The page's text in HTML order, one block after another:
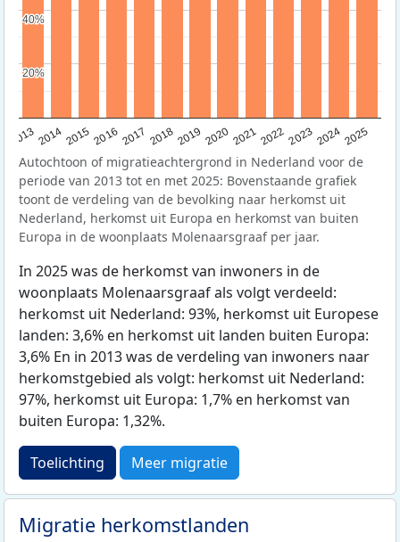
20132014201520162017 20182019 202020212022202320242025
20%
20%
40%
40%
Autochtoon of migratieachtergrond in Nederland voor de
periode van 2013 tot en met 2025: Bovenstaande grafiek
toont de verdeling van de bevolking naar herkomst uit
Nederland, herkomst uit Europa en herkomst van buiten
Europa in de woonplaats Molenaarsgraaf per jaar.
In 2025 was de herkomst van inwoners in de
woonplaats Molenaarsgraaf als volgt verdeeld:
herkomst uit Nederland: 93%, herkomst uit Europese
landen: 3,6% en herkomst uit landen buiten Europa:
3,6% En in 2013 was de verdeling van inwoners naar
herkomstgebied als volgt: herkomst uit Nederland:
97%, herkomst uit Europa: 1,7% en herkomst van
buiten Europa: 1,32%.
Toelichting Meer migratie
Migratie herkomstlanden